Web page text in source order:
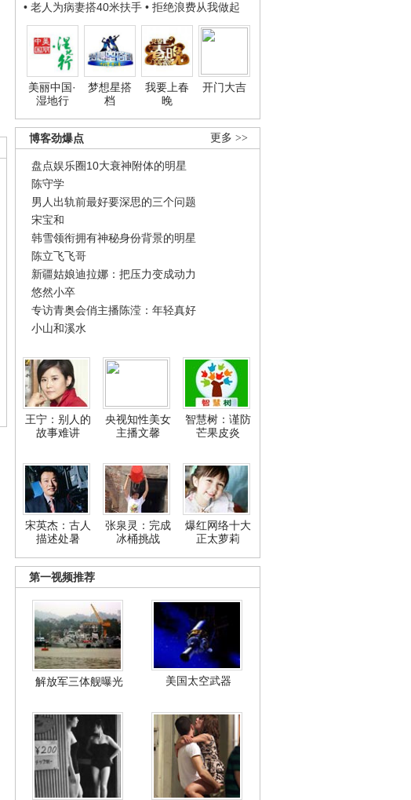
• 老人为病妻搭40米扶手 • 拒绝浪费从我做起
美丽中国·
湿地行
梦想星搭
档
我要上春
晚
开门大吉
更多 >>
博客劲爆点
盘点娱乐圈10大衰神附体的明星
陈守学
男人出轨前最好要深思的三个问题
宋宝和
韩雪领衔拥有神秘身份背景的明星
陈立飞飞哥
新疆姑娘迪拉娜：把压力变成动力
悠然小卒
专访青奥会俏主播陈滢：年轻真好
小山和溪水
王宁：别人的
故事难讲
央视知性美女
主播文馨
智慧树：谨防
芒果皮炎
宋英杰：古人
描述处暑
张泉灵：完成
冰桶挑战
爆红网络十大
正太萝莉
第一视频推荐
解放军三体舰曝光 美国太空武器